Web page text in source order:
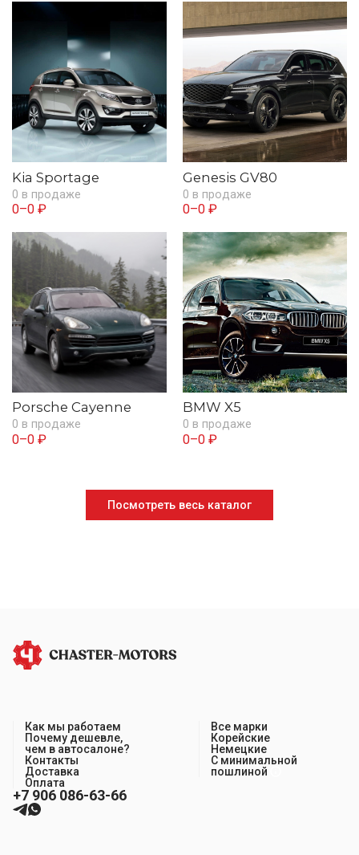
Kia Sportage
0 в продаже
0–0 ₽
Genesis GV80
0 в продаже
0–0 ₽
Porsche Cayenne
0 в продаже
0–0 ₽
BMW X5
0 в продаже
0–0 ₽
Посмотреть весь каталог
Как мы работаем
Почему дешевле,
чем в автосалоне?
Контакты
Доставка
Оплата
Все марки
Корейские
Немецкие
С минимальной
пошлиной
+7 906 086-63-66